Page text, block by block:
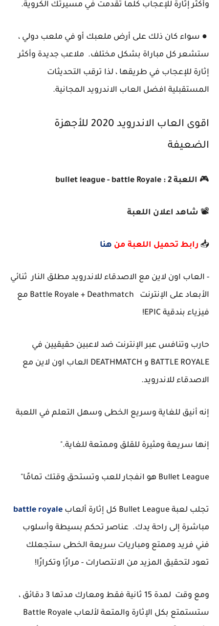
وأكثر إثارة للإعجاب كلما تقدمت في مسيرتك الكروية.
● سواء كان ذلك على أرض ملعبك أو في ملعب دولي ،
ستشعر كل مباراة بشكل مختلف. ملاعب جديدة وأكثر
إثارة للإعجاب في طريقها ، لذا ترقب التحديثات
المستقبلية افضل العاب الاندرويد المجانية.
اقوى العاب الاندرويد 2020 للأجهزة
الضعيفة
🎮 اللعبة 2 : bullet league - battle Royale
📽️ شاهد اعلان اللعبة
📥 رابط تحميل اللعبة من هنا
- العاب اون لاين مع الاصدقاء للاندرويد مطلق النار ثنائي
الأبعاد على الإنترنت Battle Royale + Deathmatch مع
فيزياء بندقية EPIC!
حارب وتنافس عبر الإنترنت ضد لاعبين حقيقيين في
BATTLE ROYALE و DEATHMATCH العاب اون لاين مع
الاصدقاء للاندرويد.
إنه أنيق للغاية وسريع الخطى وسهل التعلم في اللعبة
إنها سريعة ومثيرة للقلق وممتعة للغاية."
Bullet League هو انفجار للعب وتستحق وقتك تمامًا"
تجلب لعبة Bullet League كل إثارة ألعاب
battle royale
مباشرة إلى راحة يدك. عناصر تحكم بسيطة وأسلوب
فني فريد وممتع ومباريات سريعة الخطى ستجعلك
تعود لتحقيق المزيد من الانتصارات - مرارًا وتكرارًا!
ومع وقت لمدة 15 ثانية فقط ومعارك مدتها 3 دقائق ،
ستستمتع بكل الإثارة والمتعة لألعاب Battle Royale